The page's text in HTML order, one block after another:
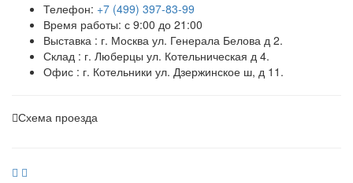
Телефон: +7 (499) 397-83-99
Время работы: с 9:00 до 21:00
Выставка : г. Москва ул. Генерала Белова д 2.
Склад : г. Люберцы ул. Котельническая д 4.
Офис : г. Котельники ул. Дзержинское ш, д 11.
Схема проезда